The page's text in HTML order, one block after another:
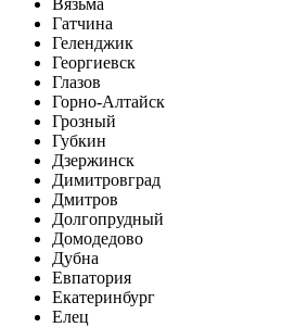
Гатчина
Геленджик
Георгиевск
Глазов
Горно-Алтайск
Грозный
Губкин
Дзержинск
Димитровград
Дмитров
Долгопрудный
Домодедово
Дубна
Евпатория
Екатеринбург
Елец